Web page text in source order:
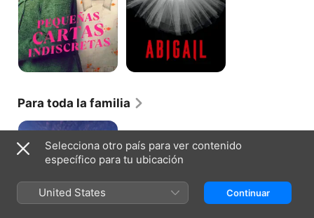
Para toda la familia
Buffalo
Selecciona otro país para ver contenido
específico para tu ubicación
United States Continuar